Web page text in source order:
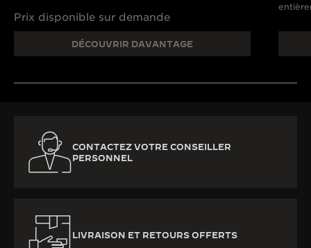
Prix disponible sur demande
DÉCOUVRIR DAVANTAGE
CONTACTEZ VOTRE CONSEILLER
PERSONNEL
LIVRAISON ET RETOURS OFFERTS